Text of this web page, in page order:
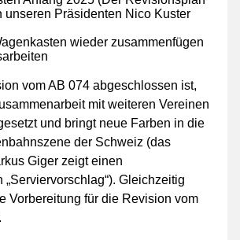
unseren Präsidenten Nico Kuster
wieder zusammenfügen
vom AB 074 abgeschlossen ist,
mit weiteren Vereinen
und bringt neue Farben in die
der Schweiz (das
Giger zeigt einen
„Serviervorschlag“). Gleichzeitig
Vorbereitung für die Revision vom